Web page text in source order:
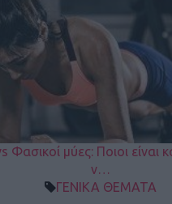
Φασικοί μύες: Ποιοι είναι
ν…
ΓΕΝΙΚΑ ΘΕΜΑΤΑ